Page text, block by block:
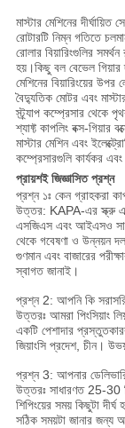
মাস্টার মেশিনের দীর্ঘায়িত
রোটারটি নিম্ন গতিতে
রোলার বিয়ারিংগুলির
হয়।কিছু বল বেভেল গিয়ার
মেশিনের বিয়ারিংয়ের
বৈদ্যুতিক মোটর এবং
স্ট্র্যাপ কম্প্রেসার থেকে
শ্যাফ্ট কাপলিং বক্স-
মাস্টার মেশিন এবং
কম্প্রেসারগুলি কার্যকর
প্রায়শই জিজ্ঞাসিত প্রশ্ন
প্রশ্ন ১ঃ কেন গ্রাহকরা
উত্তর: KAPA-এর স্ক্রু
এসজিএস এবং আইএসও
থেকে গবেষণা ও উন্নয়ন
গুণমান এবং বাজারের
স্বাগত জানাই।
প্রশ্ন 2: আপনি কি
উত্তরঃ আমরা পিংসিয়াং
একটি পেশাদার
জিয়াংসি প্রদেশ, চীন।
প্রশ্ন 3: আপনার
উত্তরঃ সাধারণত 25-30
শিপিংয়ের সময় কিছুটা দীর্ঘ
সঠিক সময়টা জানার জন্য